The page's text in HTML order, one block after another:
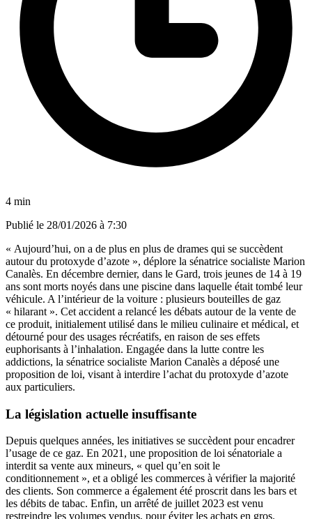
4 min
Publié le 28/01/2026 à 7:30
« Aujourd’hui, on a de plus en plus de drames qui se succèdent
autour du protoxyde d’azote », déplore la sénatrice socialiste Marion
Canalès. En décembre dernier, dans le Gard, trois jeunes de 14 à 19
ans sont morts noyés dans une piscine dans laquelle était tombé leur
véhicule. A l’intérieur de la voiture : plusieurs bouteilles de gaz
« hilarant ». Cet accident a relancé les débats autour de la vente de
ce produit, initialement utilisé dans le milieu culinaire et médical, et
détourné pour des usages récréatifs, en raison de ses effets
euphorisants à l’inhalation. Engagée dans la lutte contre les
addictions, la sénatrice socialiste Marion Canalès a déposé une
proposition de loi, visant à interdire l’achat du protoxyde d’azote
aux particuliers.
La législation actuelle insuffisante
Depuis quelques années, les initiatives se succèdent pour encadrer
l’usage de ce gaz. En 2021, une proposition de loi sénatoriale a
interdit sa vente aux mineurs, « quel qu’en soit le
conditionnement », et a obligé les commerces à vérifier la majorité
des clients. Son commerce a également été proscrit dans les bars et
les débits de tabac. Enfin, un arrêté de juillet 2023 est venu
restreindre les volumes vendus, pour éviter les achats en gros.